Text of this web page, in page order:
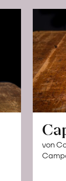
von